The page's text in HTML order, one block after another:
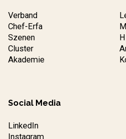
Verband
Chef-Erfa
Szenen
Cluster
Akademie
Social Media
LinkedIn
Instagram